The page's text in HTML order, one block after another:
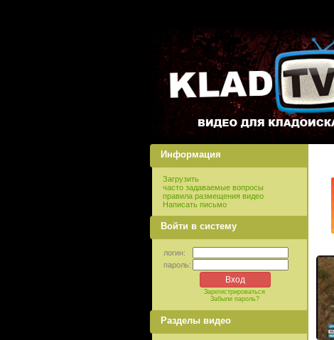
Информация
Загрузить
часто задаваемые вопросы
правила размещения видео
Написать письмо
Войти в систему
логин:
пароль:
Зарегистрироваться
Забыли пароль?
Разделы видео